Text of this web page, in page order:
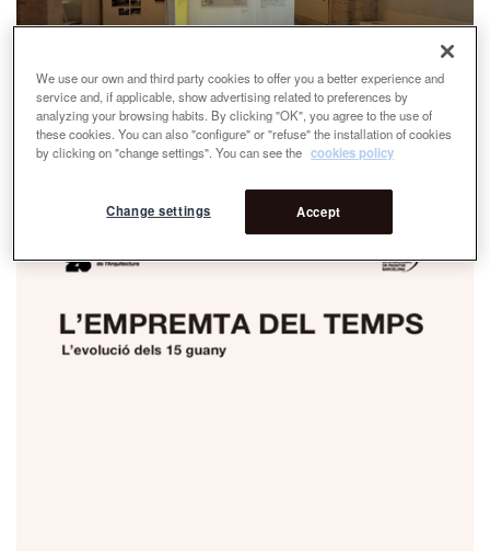
We use our own and third party cookies to offer you a better experience and
service and, if applicable, show advertising related to preferences by
analyzing your browsing habits. By clicking "OK", you agree to the use of
these cookies. You can also "configure" or "refuse" the installation of cookies
by clicking on "change settings". You can see the cookies policy
Accept
Change settings